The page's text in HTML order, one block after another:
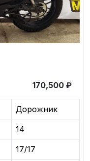
170,500 ₽
Дорожник
14
17/17